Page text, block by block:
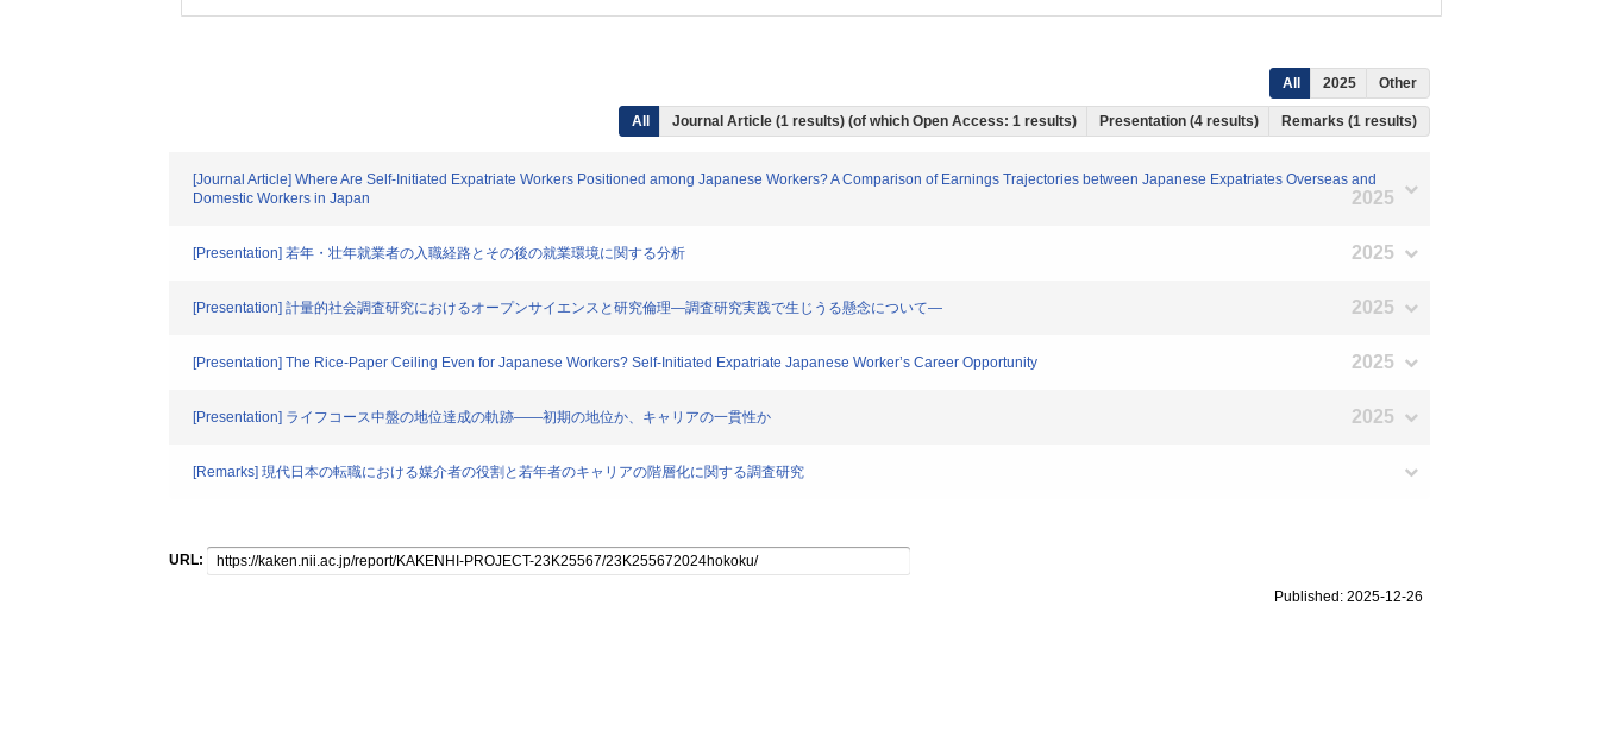
All 2025 Other
All Journal Article (1 results) (of which Open Access: 1 results) Presentation (4 results) Remarks (1 results)
[Journal Article] Where Are Self-Initiated Expatriate Workers Positioned among Japanese Workers? A Comparison of Earnings Trajectories between Japanese Expatriates Overseas and
Domestic Workers in Japan
2025
[Presentation] 若年・壮年就業者の入職経路とその後の就業環境に関する分析 2025
[Presentation] 計量的社会調査研究におけるオープンサイエンスと研究倫理―調査研究実践で生じうる懸念について― 2025
[Presentation] The Rice-Paper Ceiling Even for Japanese Workers? Self-Initiated Expatriate Japanese Worker’s Career Opportunity 2025
[Presentation] ライフコース中盤の地位達成の軌跡――初期の地位か、キャリアの一貫性か 2025
[Remarks] 現代日本の転職における媒介者の役割と若年者のキャリアの階層化に関する調査研究
URL:
Published: 2025-12-26